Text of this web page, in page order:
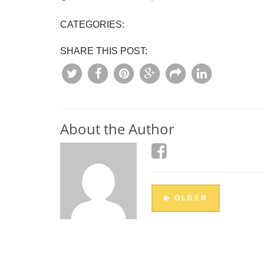
CATEGORIES:
SHARE THIS POST:
About the Author
OLDER